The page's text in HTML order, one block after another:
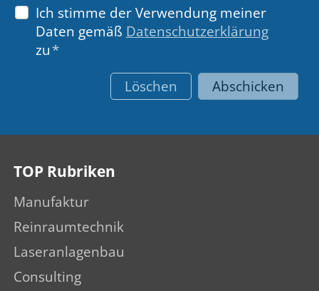
Ich stimme der Verwendung meiner
Daten gemäß Datenschutzerklärung
zu*
Löschen
Abschicken
TOP Rubriken
Manufaktur
Reinraumtechnik
Laseranlagenbau
Consulting